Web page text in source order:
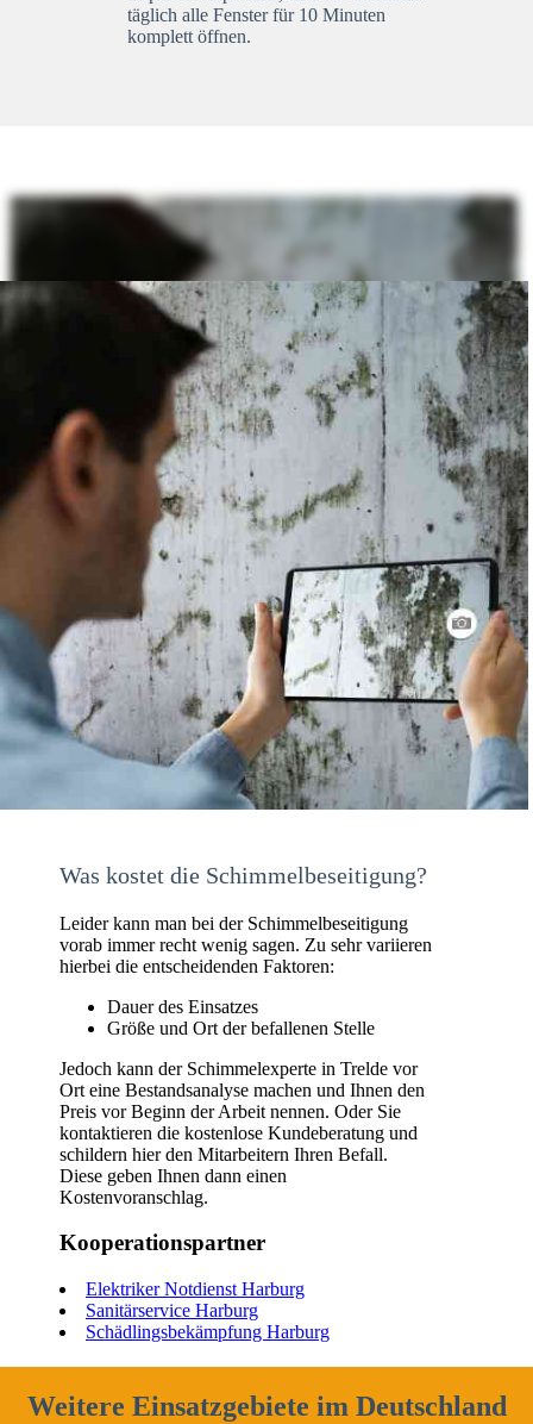
täglich alle Fenster für 10 Minuten
komplett öffnen.
Was kostet die Schimmelbeseitigung?
Leider kann man bei der Schimmelbeseitigung
vorab immer recht wenig sagen. Zu sehr variieren
hierbei die entscheidenden Faktoren:
Dauer des Einsatzes
Größe und Ort der befallenen Stelle
Jedoch kann der Schimmelexperte in Trelde vor
Ort eine Bestandsanalyse machen und Ihnen den
Preis vor Beginn der Arbeit nennen. Oder Sie
kontaktieren die kostenlose Kundeberatung und
schildern hier den Mitarbeitern Ihren Befall.
Diese geben Ihnen dann einen
Kostenvoranschlag.
Kooperationspartner
Elektriker Notdienst Harburg
Sanitärservice Harburg
Schädlingsbekämpfung Harburg
Weitere Einsatzgebiete im Deutschland